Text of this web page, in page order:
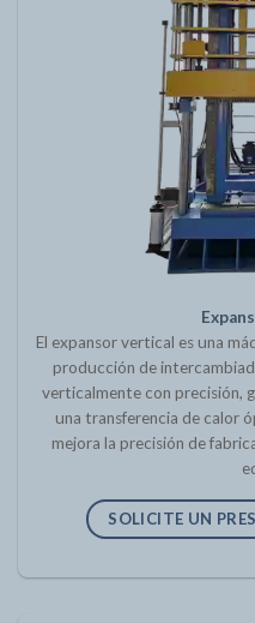
El expansor vertical es una
producción de
verticalmente con precisión,
una transferencia de calor
mejora la precisión de
SOLICITE UN